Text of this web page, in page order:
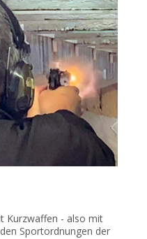
Kurzwaffen - also mit
Sportordnungen der